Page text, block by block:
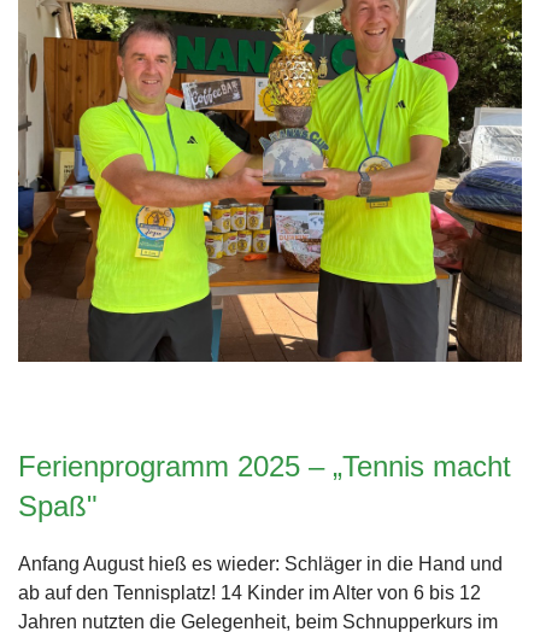
Ferienprogramm 2025 – „Tennis macht
Spaß"
Anfang August hieß es wieder: Schläger in die Hand und
ab auf den Tennisplatz! 14 Kinder im Alter von 6 bis 12
Jahren nutzten die Gelegenheit, beim Schnupperkurs im